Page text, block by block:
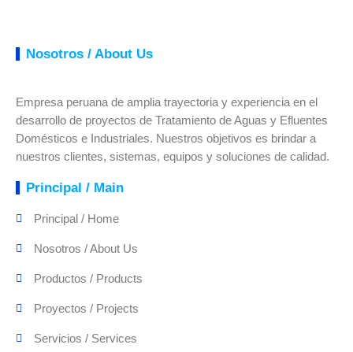
Nosotros / About Us
Empresa peruana de amplia trayectoria y experiencia en el
desarrollo de proyectos de Tratamiento de Aguas y Efluentes
Domésticos e Industriales. Nuestros objetivos es brindar a
nuestros clientes, sistemas, equipos y soluciones de calidad.
Principal / Main
Principal / Home
Nosotros / About Us
Productos / Products
Proyectos / Projects
Servicios / Services